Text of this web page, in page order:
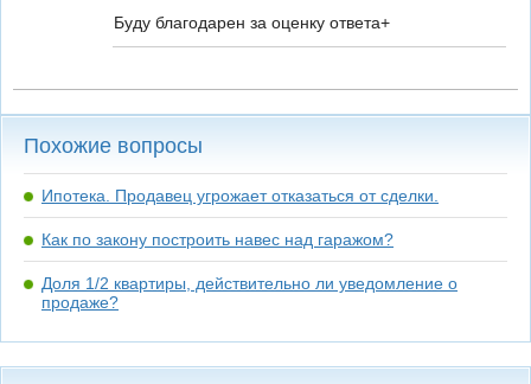
Буду благодарен за оценку ответа+
Похожие вопросы
Ипотека. Продавец угрожает отказаться от сделки.
Как по закону построить навес над гаражом?
Доля 1/2 квартиры, действительно ли уведомление о
продаже?